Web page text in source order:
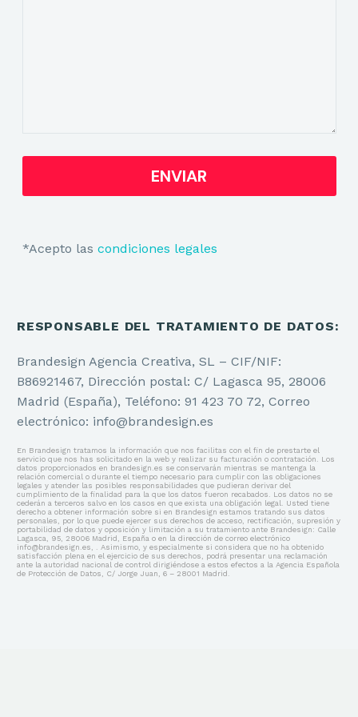
*Acepto las condiciones legales
RESPONSABLE DEL TRATAMIENTO DE DATOS:
Brandesign Agencia Creativa, SL – CIF/NIF:
B86921467, Dirección postal: C/ Lagasca 95, 28006
Madrid (España), Teléfono: 91 423 70 72, Correo
electrónico: info@brandesign.es
En Brandesign tratamos la información que nos facilitas con el fin de prestarte el
servicio que nos has solicitado en la web y realizar su facturación o contratación. Los
datos proporcionados en brandesign.es se conservarán mientras se mantenga la
relación comercial o durante el tiempo necesario para cumplir con las obligaciones
legales y atender las posibles responsabilidades que pudieran derivar del
cumplimiento de la finalidad para la que los datos fueron recabados. Los datos no se
cederán a terceros salvo en los casos en que exista una obligación legal. Usted tiene
derecho a obtener información sobre si en Brandesign estamos tratando sus datos
personales, por lo que puede ejercer sus derechos de acceso, rectificación, supresión y
portabilidad de datos y oposición y limitación a su tratamiento ante Brandesign: Calle
Lagasca, 95, 28006 Madrid, España o en la dirección de correo electrónico
info@brandesign.es, . Asimismo, y especialmente si considera que no ha obtenido
satisfacción plena en el ejercicio de sus derechos, podrá presentar una reclamación
ante la autoridad nacional de control dirigiéndose a estos efectos a la Agencia Española
de Protección de Datos, C/ Jorge Juan, 6 – 28001 Madrid.